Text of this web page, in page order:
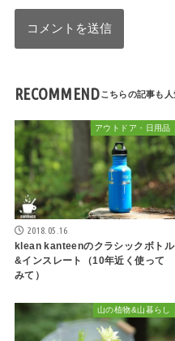
RECOMMEND
アウトドア・日用品
2018.05.16
klean kanteenのクラシックボトル
&インスレート（10年近く使って
みて）
山の植物&山暮らし